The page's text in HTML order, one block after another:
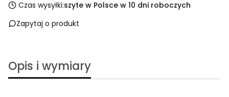
Czas wysyłki:szyte w Polsce w 10 dni roboczych
Zapytaj o produkt
Opis i wymiary